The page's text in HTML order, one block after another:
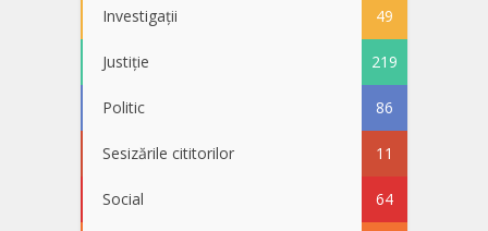
Investigații 49
Justiție 219
Politic 86
Sesizările cititorilor 11
Social 64